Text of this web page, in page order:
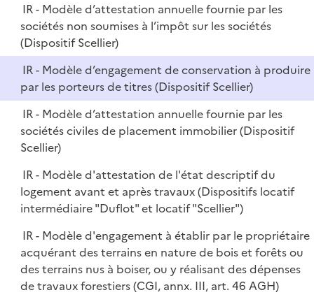
IR - Modèle d’attestation annuelle fournie par les
sociétés non soumises à l’impôt sur les sociétés
(Dispositif Scellier)
IR - Modèle d’engagement de conservation à produire
par les porteurs de titres (Dispositif Scellier)
IR - Modèle d’attestation annuelle fournie par les
sociétés civiles de placement immobilier (Dispositif
Scellier)
IR - Modèle d'attestation de l'état descriptif du
logement avant et après travaux (Dispositifs locatif
intermédiaire "Duflot" et locatif "Scellier")
IR - Modèle d'engagement à établir par le propriétaire
acquérant des terrains en nature de bois et forêts ou
des terrains nus à boiser, ou y réalisant des dépenses
de travaux forestiers (CGI, annx. III, art. 46 AGH)